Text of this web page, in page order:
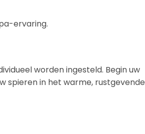
ervaring.
worden ingesteld. Begin uw
spieren in het warme, rustgevende